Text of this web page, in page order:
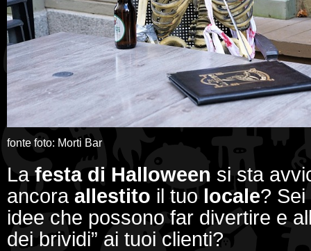
fonte foto: Morti Bar
Lafesta di Halloween si sta
ancora allestito il tuo locale? Sei
idee che possono far divertire e
dei brividi” ai tuoi clienti?